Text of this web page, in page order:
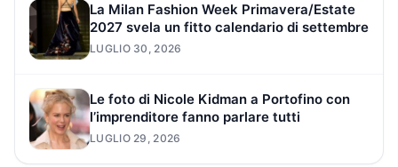
La Milan Fashion Week Primavera/Estate
2027 svela un fitto calendario di settembre
LUGLIO 30, 2026
Le foto di Nicole Kidman a Portofino con
l’imprenditore fanno parlare tutti
LUGLIO 29, 2026